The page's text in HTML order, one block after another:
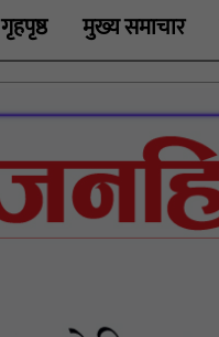
गृहपृष्ठ मुख्य समाचार